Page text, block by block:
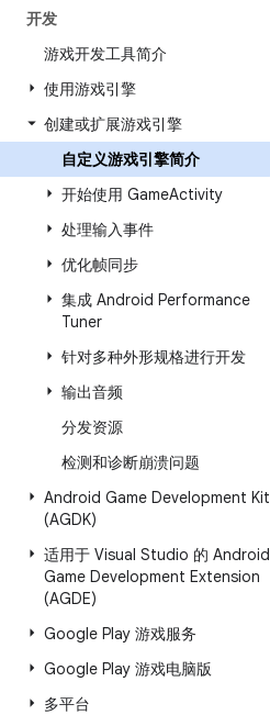
开发
游戏开发工具简介
使用游戏引擎
创建或扩展游戏引擎
自定义游戏引擎简介
开始使用 GameActivity
处理输入事件
优化帧同步
集成 Android Performance
Tuner
针对多种外形规格进行开发
输出音频
分发资源
检测和诊断崩溃问题
Android Game Development Kit
(AGDK)
适用于 Visual Studio 的 Android
Game Development Extension
(AGDE)
Google Play 游戏服务
Google Play 游戏电脑版
多平台